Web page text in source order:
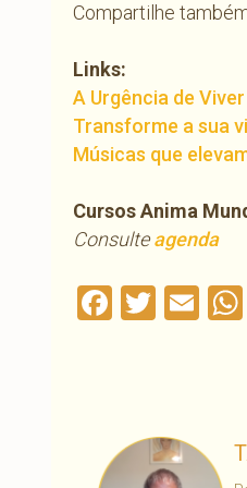
Compartilhe
Links:
A Urgência de
Transforme a sua
Músicas que
Cursos Anima
Consulteagenda